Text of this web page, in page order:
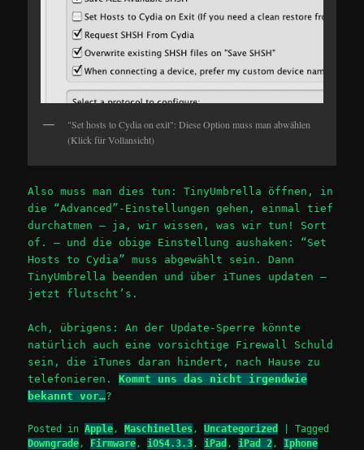
"Set hosts to Cydia on exit": Diese Option muss man abwählen
(Klick für Vollansicht)
Also muss man dies tun: TinyUmbrella öffnen, in
die “Advanced”-Einstellungen gehen, einmal tief
durchatmen – ja, wir wissen, was wir tun! Sort
of. – und die obige Einstellung aushaken: “Set
Hosts to Cydia” muss abgewählt sein. Dann
TinyUmbrella beenden und über iTunes updaten –
jetzt flutscht’s.
Ach, übrigens: An der Update-Sperre könnte
natürlich auch eine vorsichtige Firewall Schuld
sein, die iTunes daran hindert, nach Hause zu
telefonieren.Kommt uns das nicht irgendwie
bekannt vor…?
Posted in Apple, Maschinelles,Uncategorized |Tagged
Downgrade, Firmware,iOS4.3.3,iPad ,iPad 2, Iphone